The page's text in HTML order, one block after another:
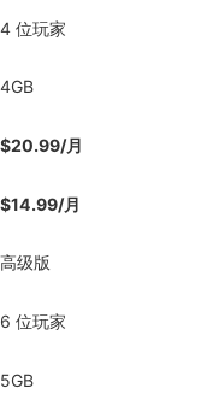
4 位玩家
4GB
$20.99/月
$14.99/月
高级版
6 位玩家
5GB